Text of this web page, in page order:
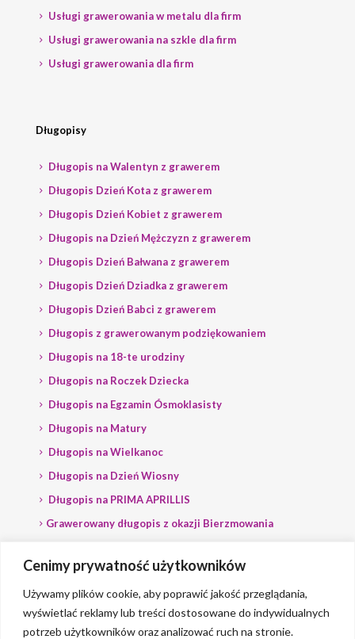
Cenimy prywatność użytkowników
Używamy plików cookie, aby poprawić jakość przeglądania,
wyświetlać reklamy lub treści dostosowane do indywidualnych
potrzeb użytkowników oraz analizować ruch na stronie.
Usługi grawerowania w metalu dla firm
Usługi grawerowania na szkle dla firm
Usługi grawerowania dla firm
Długopisy
Długopis na Walentyn z grawerem
Długopis Dzień Kota z grawerem
Długopis Dzień Kobiet z grawerem
Długopis na Dzień Mężczyzn z grawerem
Długopis Dzień Bałwana z grawerem
Długopis Dzień Dziadka z grawerem
Długopis Dzień Babci z grawerem
Długopis z grawerowanym podziękowaniem
Długopis na 18-te urodziny
Długopis na Roczek Dziecka
Długopis na Egzamin Ósmoklasisty
Długopis na Matury
Długopis na Wielkanoc
Długopis na Dzień Wiosny
Długopis na PRIMA APRILLIS
Grawerowany długopis z okazji Bierzmowania
Grawerowany długopis dla Polityka